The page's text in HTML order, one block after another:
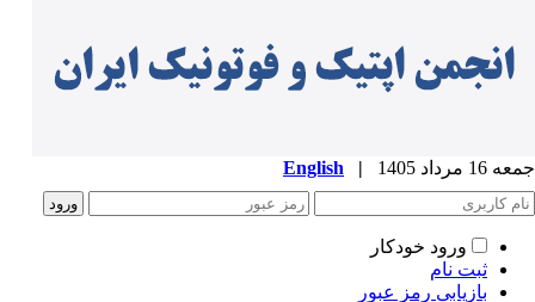
مرداد 1405 |
English
ورود خودکار
ثبت نام
بازیابی رمز عبور